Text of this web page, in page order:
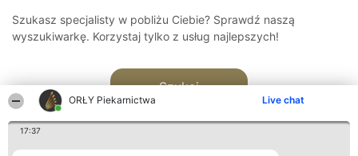
ORŁY Piekarnictwa Live chat
17:37
Szukasz specjalisty w pobliżu Ciebie? Sprawdź naszą
wyszukiwarkę. Korzystaj tylko z usług najlepszych!
Szukaj